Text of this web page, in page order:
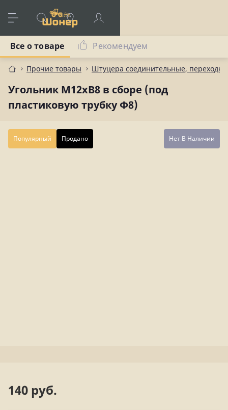
Прочие товары Штуцера соединительные,
Угольник М12хВ8 в сборе (под
пластиковую трубку Ф8)
Все о товаре Рекомендуем
Популярный Продано Нет В Наличии
140 руб.